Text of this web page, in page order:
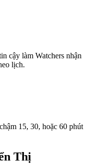
cậy làm Watchers nhận
lịch.
15, 30, hoặc 60 phút
Thị